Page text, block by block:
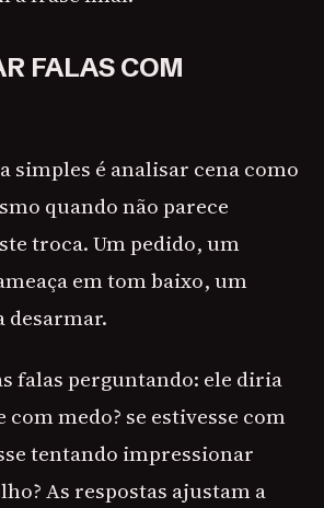
FALAS COM
simples é analisar cena como
quando não parece
troca. Um pedido, um
em tom baixo, um
desarmar.
falas perguntando: ele diria
com medo? se estivesse com
tentando impressionar
As respostas ajustam a